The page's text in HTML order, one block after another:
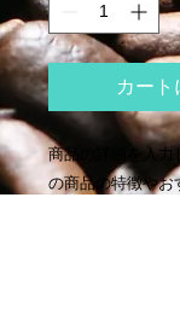
カート
商品の詳細を入力
の商品の特徴やお